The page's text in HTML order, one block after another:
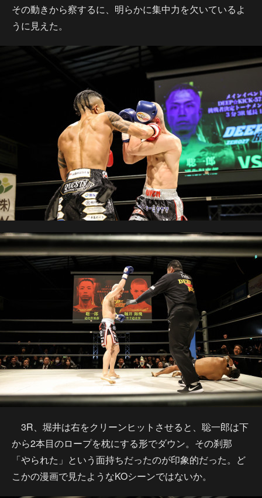
その動きから察するに、明らかに集中力を欠いているよ
うに見えた。
3R、堀井は右をクリーンヒットさせると、聡一郎は下
から2本目のロープを枕にする形でダウン。その刹那
「やられた」という面持ちだったのが印象的だった。ど
こかの漫画で見たようなKOシーンではないか。